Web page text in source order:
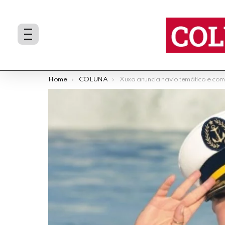
You are here:
Home COLUNA Xuxa anuncia navio temático e comemoração de aniversário com fãs